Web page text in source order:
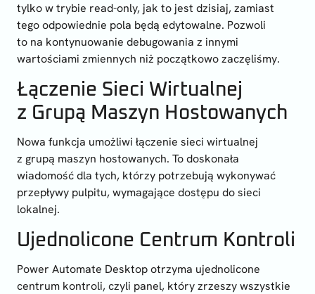
tylko w trybie read-only, jak to jest dzisiaj, zamiast
tego odpowiednie pola będą edytowalne. Pozwoli
to na kontynuowanie debugowania z innymi
wartościami zmiennych niż początkowo zaczęliśmy.
Łączenie Sieci Wirtualnej
z Grupą Maszyn Hostowanych
Nowa funkcja umożliwi łączenie sieci wirtualnej
z grupą maszyn hostowanych. To doskonała
wiadomość dla tych, którzy potrzebują wykonywać
przepływy pulpitu, wymagające dostępu do sieci
lokalnej.
Ujednolicone Centrum Kontroli
Power Automate Desktop otrzyma ujednolicone
centrum kontroli, czyli panel, który zrzeszy wszystkie